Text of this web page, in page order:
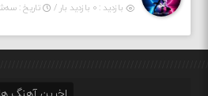
بازدید : ۰ بازدید بار / تاریخ : سه‌شنبه ۱۳